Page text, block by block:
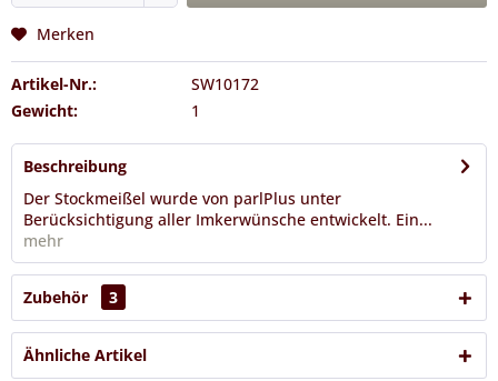
Merken
Artikel-Nr.:
SW10172
Gewicht:
1
Beschreibung
Der Stockmeißel wurde von parlPlus unter
Berücksichtigung aller Imkerwünsche entwickelt. Ein...
mehr
Zubehör 3
Ähnliche Artikel